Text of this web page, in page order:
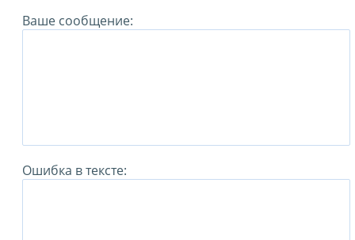
Ваше сообщение:
Ошибка в тексте: